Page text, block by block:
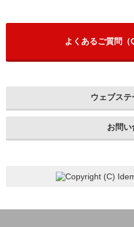
よくあるご質問
ウェブス
お問い